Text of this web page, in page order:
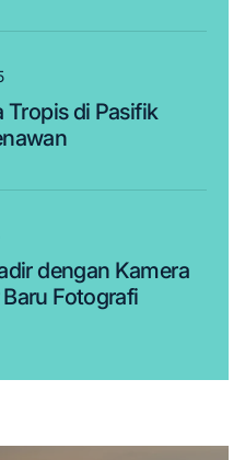
Tropis di Pasifik
dengan Kamera
Fotografi